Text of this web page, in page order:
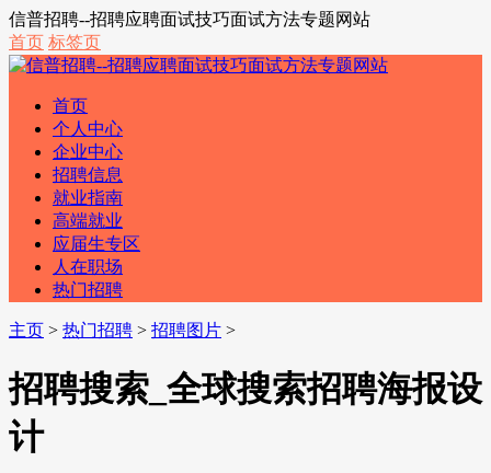
信普招聘--招聘应聘面试技巧面试方法专题网站
首页 标签页
首页
个人中心
企业中心
招聘信息
就业指南
高端就业
应届生专区
人在职场
热门招聘
主页 > 热门招聘 > 招聘图片 >
招聘搜索_全球搜索招聘海报设
计